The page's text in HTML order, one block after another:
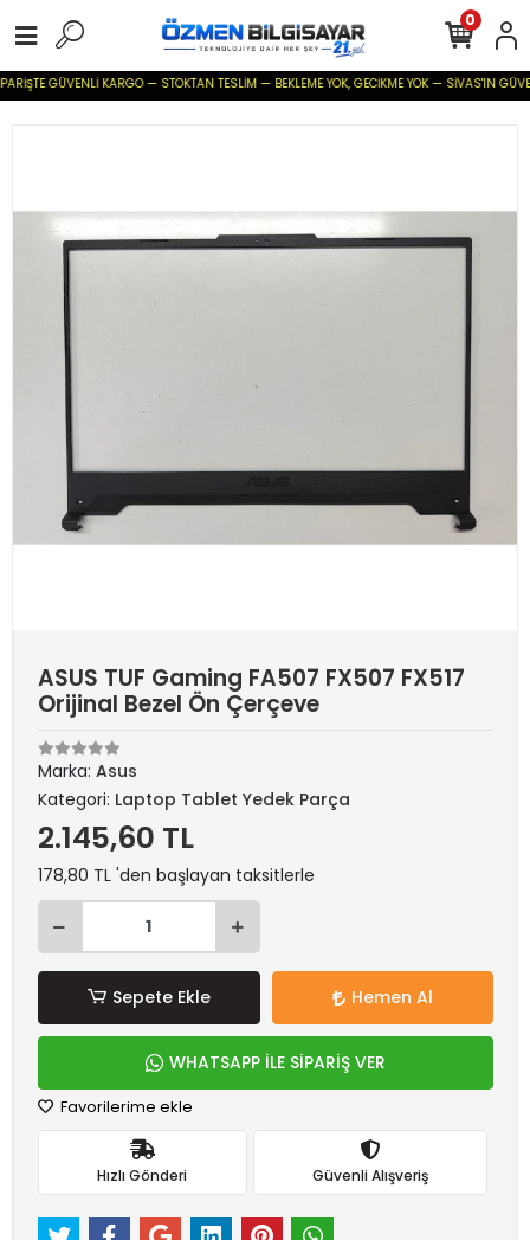
GÜVENLİ KARGO — STOKTAN TESLİM — BEKLEME YOK, GECİKME YOK — SİVAS'IN
0
ASUS TUF Gaming FA507 FX507 FX517
Orijinal Bezel Ön Çerçeve
Marka: Asus
Kategori: Laptop Tablet Yedek Parça
2.145,60 TL
178,80 TL 'den başlayan taksitlerle
Sepete Ekle Hemen Al
WHATSAPP İLE SİPARİŞ VER
Favorilerime ekle
Hızlı Gönderi Güvenli Alışveriş